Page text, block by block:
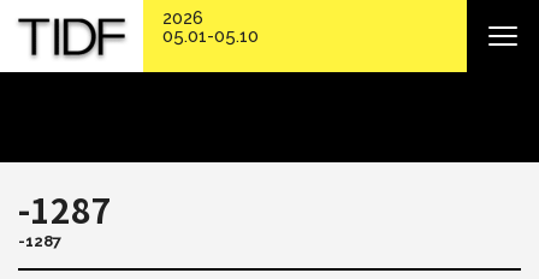
-1287
-1287
2026
05.01-05.10